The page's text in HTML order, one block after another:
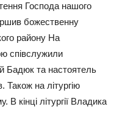
Господа нашого
божественну
району На
співслужили
Бадюк та настоятель
Також на літургію
кінці літургії Владика